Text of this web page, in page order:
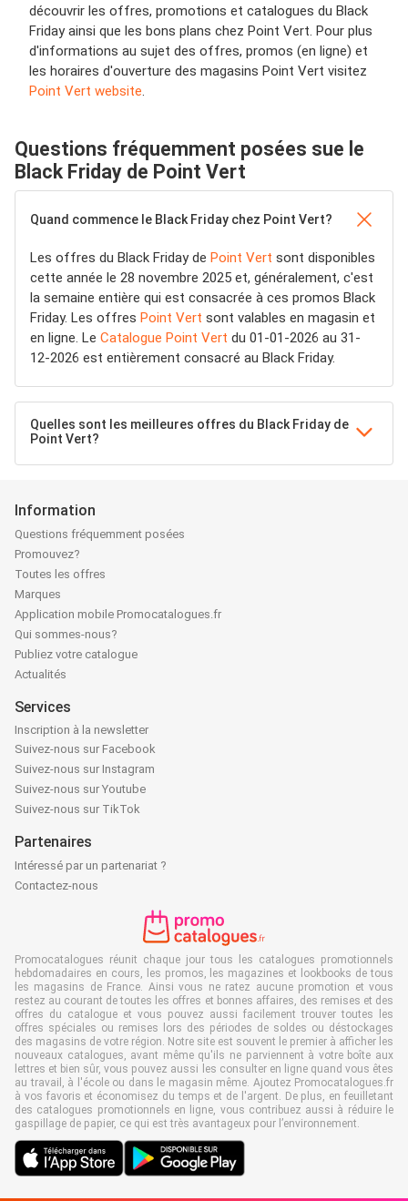
découvrir les offres, promotions et catalogues du Black
Friday ainsi que les bons plans chez Point Vert. Pour plus
d'informations au sujet des offres, promos (en ligne) et
les horaires d'ouverture des magasins Point Vert visitez
Point Vert website.
Questions fréquemment posées sue le
Black Friday de Point Vert
Quand commence le Black Friday chez Point Vert?
Les offres du Black Friday de Point Vert sont disponibles
cette année le 28 novembre 2025 et, généralement, c'est
la semaine entière qui est consacrée à ces promos Black
Friday. Les offres Point Vert sont valables en magasin et
en ligne. Le Catalogue Point Vert du 01-01-2026 au 31-
12-2026 est entièrement consacré au Black Friday.
Quelles sont les meilleures offres du Black Friday de
Point Vert?
Information
Questions fréquemment posées
Promouvez?
Toutes les offres
Marques
Application mobile Promocatalogues.fr
Qui sommes-nous?
Publiez votre catalogue
Actualités
Services
Inscription à la newsletter
Suivez-nous sur Facebook
Suivez-nous sur Instagram
Suivez-nous sur Youtube
Suivez-nous sur TikTok
Partenaires
Intéressé par un partenariat ?
Contactez-nous
Promocatalogues réunit chaque jour tous les catalogues promotionnels
hebdomadaires en cours, les promos, les magazines et lookbooks de tous
les magasins de France. Ainsi vous ne ratez aucune promotion et vous
restez au courant de toutes les offres et bonnes affaires, des remises et des
offres du catalogue et vous pouvez aussi facilement trouver toutes les
offres spéciales ou remises lors des périodes de soldes ou déstockages
des magasins de votre région. Notre site est souvent le premier à afficher les
nouveaux catalogues, avant même qu'ils ne parviennent à votre boîte aux
lettres et bien sûr, vous pouvez aussi les consulter en ligne quand vous êtes
au travail, à l'école ou dans le magasin même. Ajoutez Promocatalogues.fr
à vos favoris et économisez du temps et de l'argent. De plus, en feuilletant
des catalogues promotionnels en ligne, vous contribuez aussi à réduire le
gaspillage de papier, ce qui est très avantageux pour l’environnement.